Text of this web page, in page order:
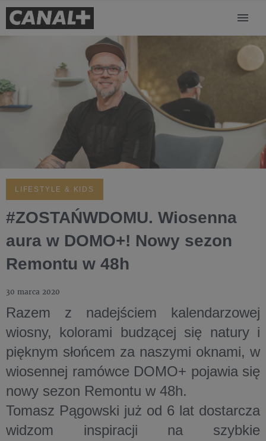
LIFESTYLE & KIDS
#ZOSTAŃWDOMU. Wiosenna
aura w DOMO+! Nowy sezon
Remontu w 48h
30 marca 2020
Razem z nadejściem kalendarzowej
wiosny, kolorami budzącej się natury i
pięknym słońcem za naszymi oknami, w
wiosennej ramówce DOMO+ pojawia się
nowy sezon Remontu w 48h.
Tomasz Pągowski już od 6 lat dostarcza
widzom inspiracji na szybkie